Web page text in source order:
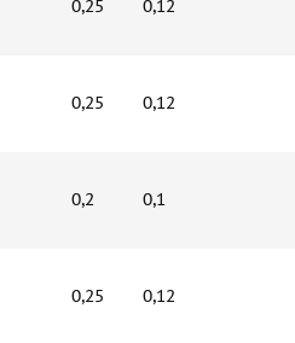
0,25 0,12
0,25 0,12
0,2 0,1
0,25 0,12